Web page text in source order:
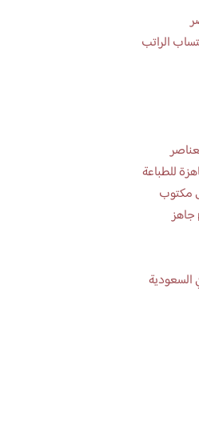
الراتب
مكتوب
تقرير عن الانفجار السكاني بالعناصر pdf جاهز
السعودية